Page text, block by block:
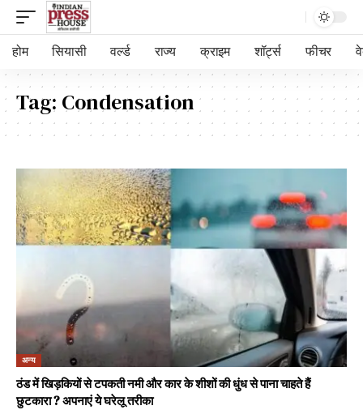
होम सियासी वर्ल्ड राज्य क्राइम शॉर्ट्स फीचर
Tag: Condensation
अन्य
ठंड में खिड़कियों से टपकती नमी और कार के शीशों की धुंध से पाना चाहते हैं
छुटकारा ? अपनाएं ये घरेलू तरीका